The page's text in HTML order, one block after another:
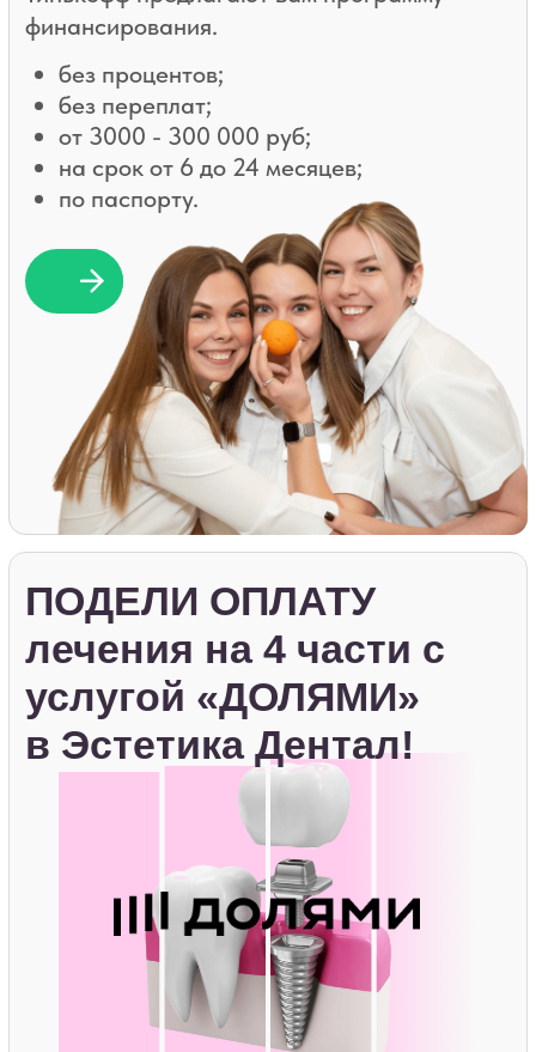
ПОДЕЛИ ОПЛАТУ
лечения на 4 части с
услугой «ДОЛЯМИ»
в Эстетика Дентал!
Консультационные
услуги
Длительность 30- 60 минут
Записаться на приём врача